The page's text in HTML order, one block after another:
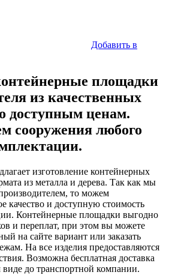
Добавить в
площадки
из качественных
доступным ценам.
сооружения любого
изготовление контейнерных
из металла и дерева. Так как мы
то можем
качество и доступную стоимость
Контейнерные площадки выгодно
и переплат, при этом вы можете
на сайте вариант или заказать
На все изделия предоставляются
Возможна бесплатная доставка
виде до транспортной компании.